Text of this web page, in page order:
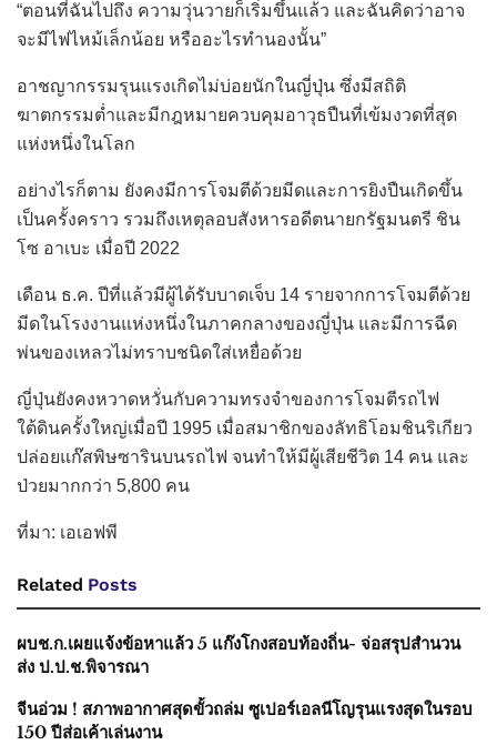
“ตอนที่ฉันไปถึง ความวุ่นวายก็เริ่มขึ้นแล้ว และฉันคิดว่าอาจ
จะมีไฟไหม้เล็กน้อย หรืออะไรทำนองนั้น”
อาชญากรรมรุนแรงเกิดไม่บ่อยนักในญี่ปุ่น ซึ่งมีสถิติ
ฆาตกรรมต่ำและมีกฎหมายควบคุมอาวุธปืนที่เข้มงวดที่สุด
แห่งหนึ่งในโลก
อย่างไรก็ตาม ยังคงมีการโจมตีด้วยมีดและการยิงปืนเกิดขึ้น
เป็นครั้งคราว รวมถึงเหตุลอบสังหารอดีตนายกรัฐมนตรี ชิน
โซ อาเบะ เมื่อปี 2022
เดือน ธ.ค. ปีที่แล้วมีผู้ได้รับบาดเจ็บ 14 รายจากการโจมตีด้วย
มีดในโรงงานแห่งหนึ่งในภาคกลางของญี่ปุ่น และมีการฉีด
พ่นของเหลวไม่ทราบชนิดใส่เหยื่อด้วย
ญี่ปุ่นยังคงหวาดหวั่นกับความทรงจำของการโจมตีรถไฟ
ใต้ดินครั้งใหญ่เมื่อปี 1995 เมื่อสมาชิกของลัทธิโอมชินริเกียว
ปล่อยแก๊สพิษซารินบนรถไฟ จนทำให้มีผู้เสียชีวิต 14 คน และ
ป่วยมากกว่า 5,800 คน
ที่มา: เอเอฟพี
Related Posts
ผบช.ก.เผยแจ้งข้อหาแล้ว 5 แก๊งโกงสอบท้องถิ่น- จ่อสรุปสำนวน
ส่ง ป.ป.ช.พิจารณา
จีนอ่วม ! สภาพอากาศสุดขั้วถล่ม ซูเปอร์เอลนีโญรุนแรงสุดในรอบ
150 ปีส่อเค้าเล่นงาน